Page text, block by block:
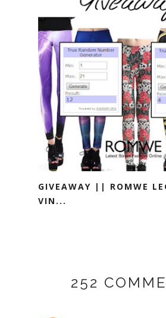
GIVEAWAY || ROMWE
VIN...
252